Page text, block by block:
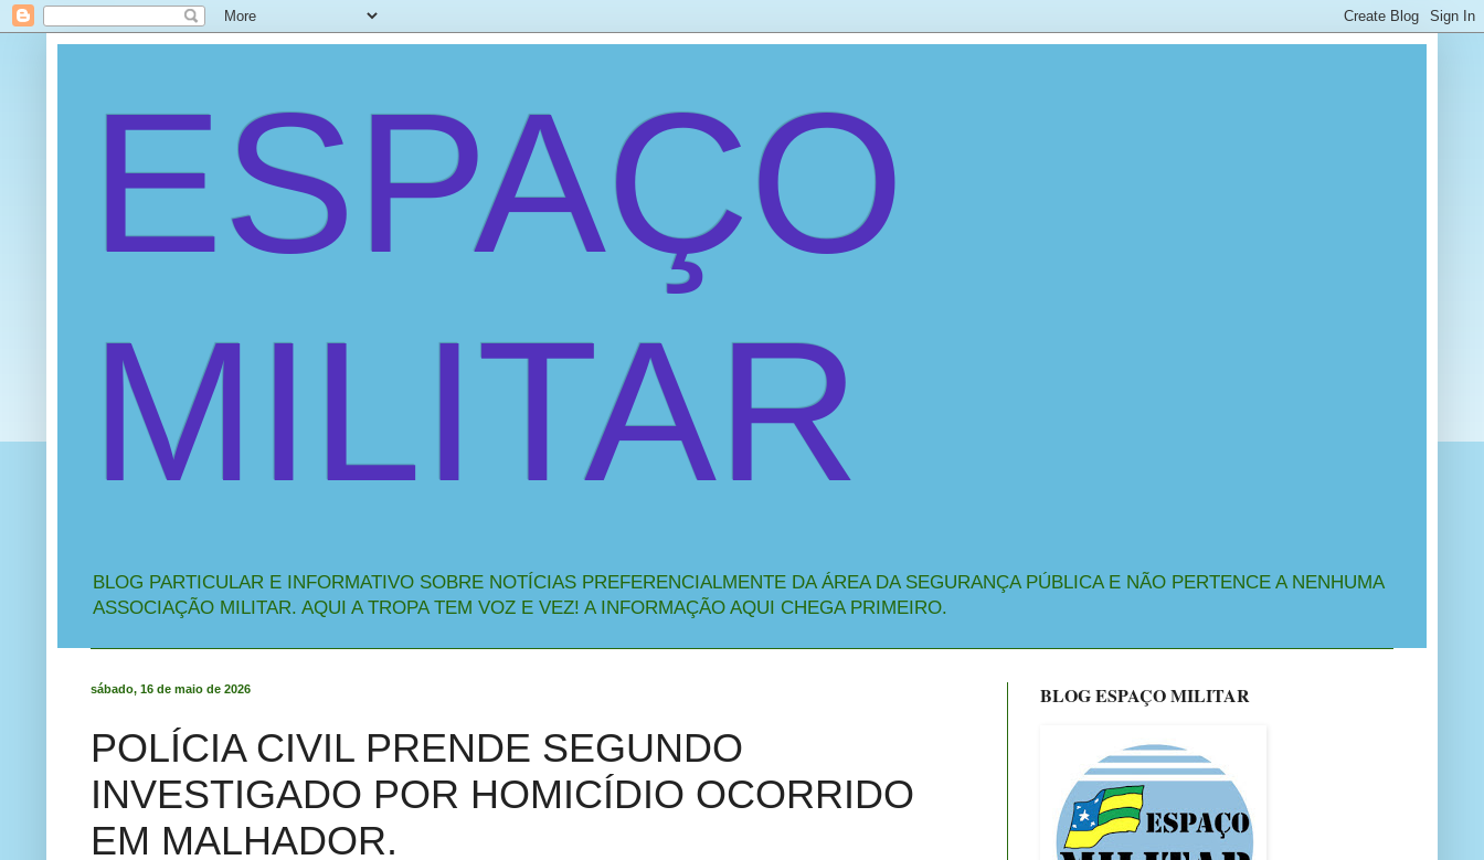
ESPAÇO
MILITAR
BLOG PARTICULAR E INFORMATIVO SOBRE NOTÍCIAS PREFERENCIALMENTE DA ÁREA DA SEGURANÇA PÚBLICA E NÃO PERTENCE A NENHUMA
ASSOCIAÇÃO MILITAR. AQUI A TROPA TEM VOZ E VEZ! A INFORMAÇÃO AQUI CHEGA PRIMEIRO.
sábado, 16 de maio de 2026
POLÍCIA CIVIL PRENDE SEGUNDO
INVESTIGADO POR HOMICÍDIO OCORRIDO
EM MALHADOR.
BLOG ESPAÇO MILITAR